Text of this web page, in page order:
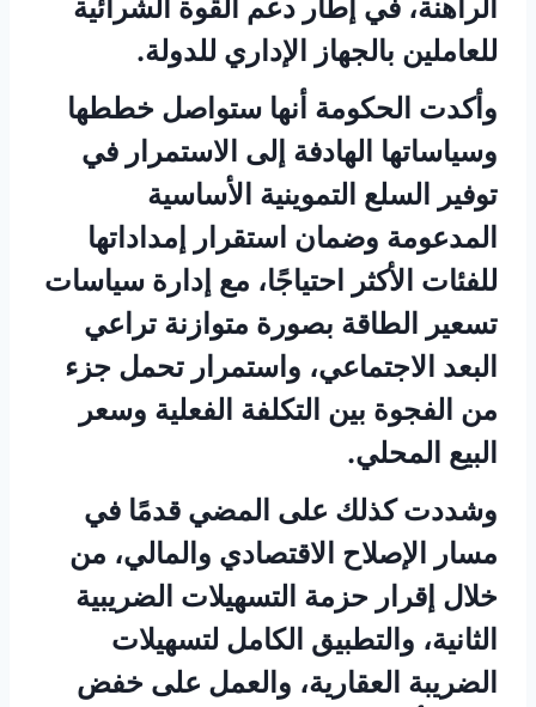
الراهنة، في إطار دعم القوة الشرائية
للعاملين بالجهاز الإداري للدولة.
وأكدت الحكومة أنها ستواصل خططها
وسياساتها الهادفة إلى الاستمرار في
توفير السلع التموينية الأساسية
المدعومة وضمان استقرار إمداداتها
للفئات الأكثر احتياجًا، مع إدارة سياسات
تسعير الطاقة بصورة متوازنة تراعي
البعد الاجتماعي، واستمرار تحمل جزء
من الفجوة بين التكلفة الفعلية وسعر
البيع المحلي.
وشددت كذلك على المضي قدمًا في
مسار الإصلاح الاقتصادي والمالي، من
خلال إقرار حزمة التسهيلات الضريبية
الثانية، والتطبيق الكامل لتسهيلات
الضريبة العقارية، والعمل على خفض